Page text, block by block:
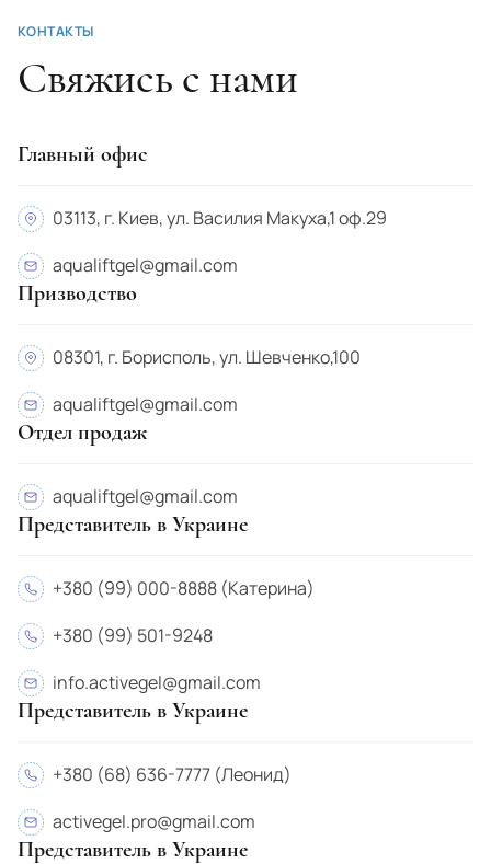
КОНТАКТЫ
Свяжись с нами
Главный офис
03113, г. Киев, ул. Василия Макуха,1 оф.29
aqualiftgel@gmail.com
Призводство
08301, г. Борисполь, ул. Шевченко,100
aqualiftgel@gmail.com
Отдел продаж
aqualiftgel@gmail.com
Представитель в Украине
+380 (99) 000-8888 (Катерина)
+380 (99) 501-9248
info.activegel@gmail.com
Представитель в Украине
+380 (68) 636-7777 (Леонид)
activegel.pro@gmail.com
Представитель в Украине
Maldives
Morocco
Mozambique
Moldova
Monaco
Mongolia
Namibia
Nepal
Nigeria
Nicaragua
New Zealand
Norway
United Arab Emirates
Oman
Pakistan
Panama